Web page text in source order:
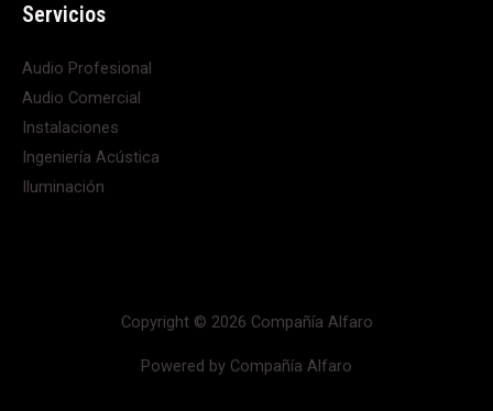
Servicios
Audio Profesional
Audio Comercial
Instalaciones
Ingeniería Acústica
Iluminación
Copyright © 2026 Compañía Alfaro
Powered by Compañía Alfaro